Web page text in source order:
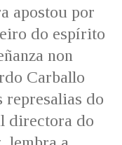
apostou por
do espírito
non
Carballo
represalias do
directora do